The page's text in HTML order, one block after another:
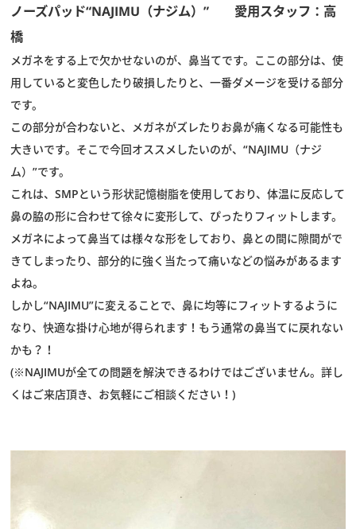
ノーズパッド“NAJIMU（ナジム）” 愛用スタッフ：高
橋
メガネをする上で欠かせないのが、鼻当てです。ここの部分は、使
用していると変色したり破損したりと、一番ダメージを受ける部分
です。
この部分が合わないと、メガネがズレたりお鼻が痛くなる可能性も
大きいです。そこで今回オススメしたいのが、“NAJIMU（ナジ
ム）”です。
これは、SMPという形状記憶樹脂を使用しており、体温に反応して
鼻の脇の形に合わせて徐々に変形して、ぴったりフィットします。
メガネによって鼻当ては様々な形をしており、鼻との間に隙間がで
きてしまったり、部分的に強く当たって痛いなどの悩みがあるます
よね。
しかし“NAJIMU”に変えることで、鼻に均等にフィットするように
なり、快適な掛け心地が得られます！もう通常の鼻当てに戻れない
かも？！
(※NAJIMUが全ての問題を解決できるわけではございません。詳し
くはご来店頂き、お気軽にご相談ください！)